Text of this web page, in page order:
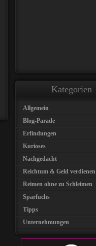
Kategorien
Allgemein
Blog-Parade
Erfindungen
Kurioses
Nachgedacht
Reichtum & Geld verdienen
Reimen ohne zu Schleimen
Sparfuchs
Tipps
Unternehmungen